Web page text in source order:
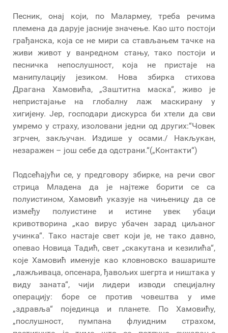
Песник, онај који, по Малармеу, треба речима
племена да дарује јасније значење. Као што постоји
грађанска, која се не мири са стављањем тачке на
живи живот у ванредном стању, тако постоји и
песничка непослушност, која не пристаје на
манипулацију језиком. Нова збирка стихова
Драгана Хамовића, „Заштитна маска“, живо је
непристајање на глобалну лаж маскирану у
хигијену. Јер, господари дискурса би хтели да сви
умремо у страху, изоловани једни од других:“Човек
згрчен, закључан. Издише у осами./ Накљукан,
незаражен – још себе да одстрани.“(„Контакти“)
Подсећајући се, у предговору збирке, на речи свог
стрица Младена да је најтеже борити се са
полуистином, Хамовић указује на чињеницу да се
између полуистине и истине увек убаци
кривотворина „као вирус убачен зарад циљаног
учинка“. Тако настаје свет који је, не тако давно,
опевао Новица Тадић, свет „скакутана и кезилића“,
које Хамовић именује као кловновско вашариште
„лажљиваца, опсенара, ђавољих шегрта и ништака у
виду заната“, чији лидери изводи специјалну
операцију: боре се против човештва у име
„здравља“ појединца и планете. По Хамовићу,
„послушност, пумпана флуидним страхом,